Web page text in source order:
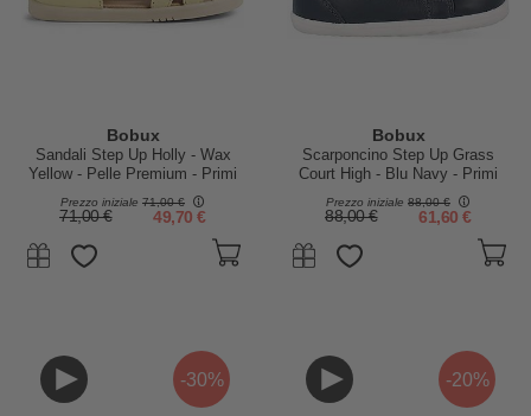
Bobux
Sandali Step Up Holly - Wax
Yellow - Pelle Premium - Primi
Prezzo iniziale 71,00 €
71,00 € 49,70 €
Bobux
Scarponcino Step Up Grass
Court High - Blu Navy - Primi
Prezzo iniziale 88,00 €
88,00 € 61,60 €
-30% -20%